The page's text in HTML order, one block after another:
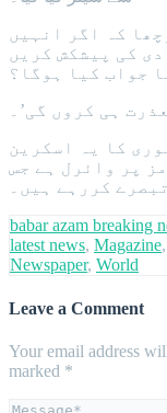
کہ اگر انہیں
کی پیشکش کریں
جواب کیا ہوگا؟
ہی کروں گی’۔
کا یہ اسکرین
پر وائرل ہے جس
کررہے ہیں۔
babar azam breaking
latest news, Magazine,
Newspaper, World
Leave a Comment
Your email address
marked *